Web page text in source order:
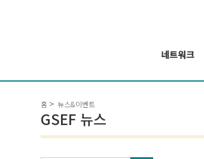
네트워크
홈 뉴스&이벤트
GSEF 뉴스